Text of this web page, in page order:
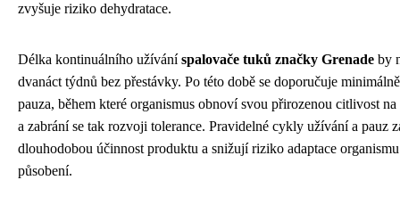
zvyšuje riziko dehydratace.
Délka kontinuálního užíváníspalovače tuků značky Grenade by
dvanáct týdnů bez přestávky. Po této době se doporučuje
pauza, během které organismus obnoví svou přirozenou citlivost
a zabrání se tak rozvoji tolerance. Pravidelné cykly užívání a pauz
dlouhodobou účinnost produktu a snižují riziko adaptace
působení.